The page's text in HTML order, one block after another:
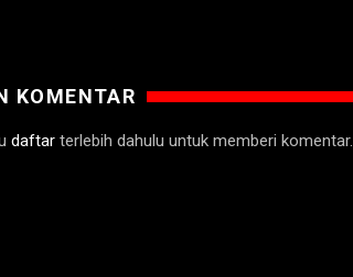
KOMENTAR
daftar terlebih dahulu untuk memberi komentar.